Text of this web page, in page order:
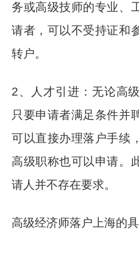
务或高级技师的专业、
请者，可以不受持证和
转户。
2、人才引进：无论高
只要申请者满足条件并
可以直接办理落户手续
高级职称也可以申请。
请人并不存在要求。
高级经济师落户上海的